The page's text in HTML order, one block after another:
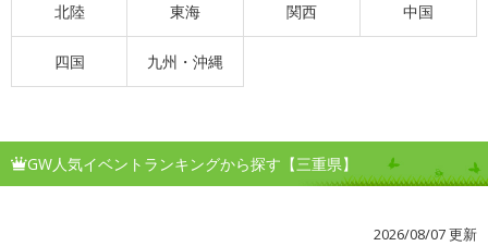
北陸 東海 関西 中国
四国 九州・沖縄
GW人気イベントランキングから探す【三重県】
2026/08/07 更新